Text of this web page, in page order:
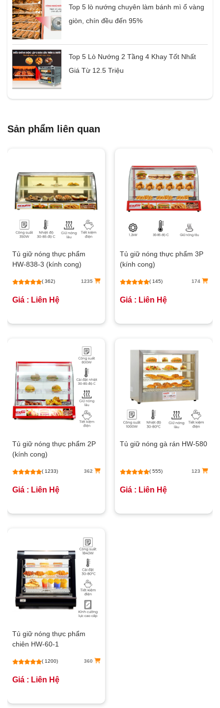
Top 5 lò nướng chuyên làm bánh mì ổ vàng
giòn, chín đều đến 95%
Top 5 Lò Nướng 2 Tầng 4 Khay Tốt Nhất
Giá Từ 12.5 Triệu
Sản phẩm liên quan
Tủ giữ nóng thực phẩm
HW-838-3 (kính cong)
( 362) 1235
Giá : Liên Hệ
Tủ giữ nóng thực phẩm 3P
(kính cong)
( 145) 174
Giá : Liên Hệ
Tủ giữ nóng thực phẩm 2P
(kính cong)
( 1233) 362
Giá : Liên Hệ
Tủ giữ nóng gà rán HW-580
( 555) 123
Giá : Liên Hệ
Tủ giữ nóng thực phẩm
chiên HW-60-1
( 1200) 360
Giá : Liên Hệ